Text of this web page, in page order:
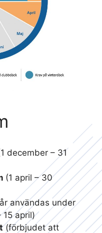
december – 31
(1 april – 30
användas under
15 april)
(förbjudet att